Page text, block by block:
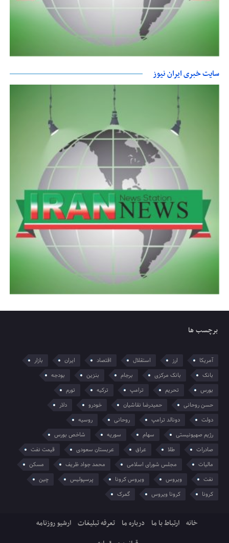
سایت خبری ایران نیوز
برچسب ها
آمریکا ارز استقلال اقتصاد ایران
بازار
بانک
بانک مرکزی برجام بنزین
بودجه
بورس
تحریم ترامپ ترکیه
تورم
حسن روحانی
حمیدرضا نقاشیان خودرو
دلار
دولت
دونالد ترامپ روحانی
روسیه
رژیم صهیونیستی
سهام سوریه
شاخص بورس
صادرات
طلا عراق عربستان سعودی
قیمت نفت
مالیات
مجلس شورای اسلامی محمد جواد ظریف
مسکن
نفت
ویروس ویروس کرونا پرسپولیس
چین
کرونا
کرونا ویروس گمرک
خانه ارتباط با ما درباره ما تعرفه تبلیغات ارشیو روزنامه